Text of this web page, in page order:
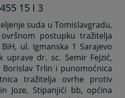
15 I 3
suda u Tomislavgradu,
postupku tražitelja
ul. Igmanska 1 Sarajevo
uprave dr. sc. Semir Fejzić,
Trlin i punomoćnica
tražitelja ovrhe protiv
Joze, Stipanjići bb, općina